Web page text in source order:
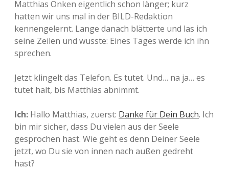
Matthias Onken eigentlich schon länger; kurz
hatten wir uns mal in der BILD-Redaktion
kennengelernt. Lange danach blätterte und las ich
seine Zeilen und wusste: Eines Tages werde ich ihn
sprechen.
Jetzt klingelt das Telefon. Es tutet. Und… na ja… es
tutet halt, bis Matthias abnimmt.
Ich: Hallo Matthias, zuerst: Danke für Dein Buch. Ich
bin mir sicher, dass Du vielen aus der Seele
gesprochen hast. Wie geht es denn Deiner Seele
jetzt, wo Du sie von innen nach außen gedreht
hast?